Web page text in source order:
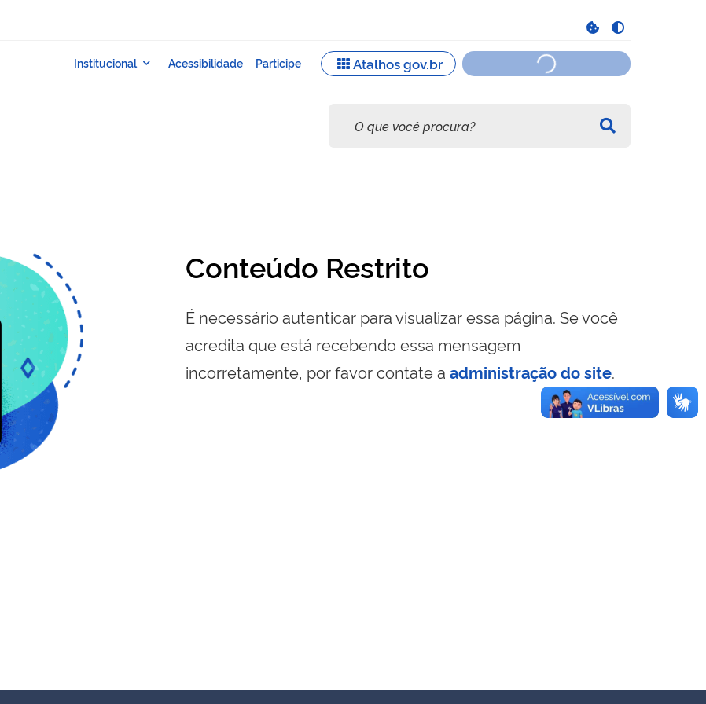
Conteúdo Restrito
É necessário autenticar para visualizar essa página. Se você
acredita que está recebendo essa mensagem
incorretamente, por favor contate a administração do site.